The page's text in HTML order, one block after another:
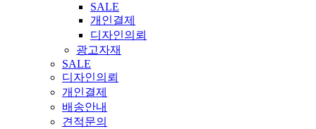
SALE
개인결제
디자인의뢰
광고자재
SALE
디자인의뢰
개인결제
배송안내
견적문의